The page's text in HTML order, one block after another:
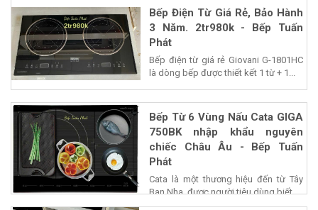
Bếp Điện Từ Giá Rẻ, Bảo Hành
3 Năm. 2tr980k - Bếp Tuấn
Phát
Bếp điện từ giá rẻ Giovani G-1801HC
là dòng bếp được thiết kết 1 từ + 1...
Bếp Từ 6 Vùng Nấu Cata GIGA
750BK nhập khẩu nguyên
chiếc Châu Âu - Bếp Tuấn
Phát
Cata là một thương hiệu đến từ Tây
Ban Nha, được người tiêu dùng biết...